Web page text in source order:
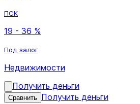
ПСК
19 - 36 %
Под залог
Недвижимости
Получить деньги
Сравнить Получить деньги